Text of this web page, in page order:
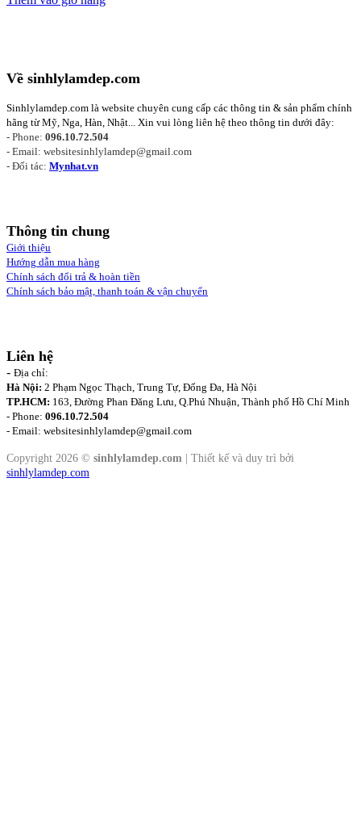
Về sinhlylamdep.com
Sinhlylamdep.com là website chuyên cung cấp các thông tin & sản phẩm chính
hãng từ Mỹ, Nga, Hàn, Nhật... Xin vui lòng liên hệ theo thông tin dưới đây:
- Phone: 096.10.72.504
- Email: websitesinhlylamdep@gmail.com
- Đối tác: Mynhat.vn
Thông tin chung
Giới thiệu
Hướng dẫn mua hàng
Chính sách đổi trả & hoàn tiền
Chính sách bảo mật, thanh toán & vận chuyển
Liên hệ
- Địa chỉ:
Hà Nội: 2 Phạm Ngọc Thạch, Trung Tự, Đống Đa, Hà Nội
TP.HCM: 163, Đường Phan Đăng Lưu, Q.Phú Nhuận, Thành phố Hồ Chí Minh
- Phone: 096.10.72.504
- Email: websitesinhlylamdep@gmail.com
Copyright 2026 © sinhlylamdep.com | Thiết kế và duy trì bởi
sinhlylamdep.com